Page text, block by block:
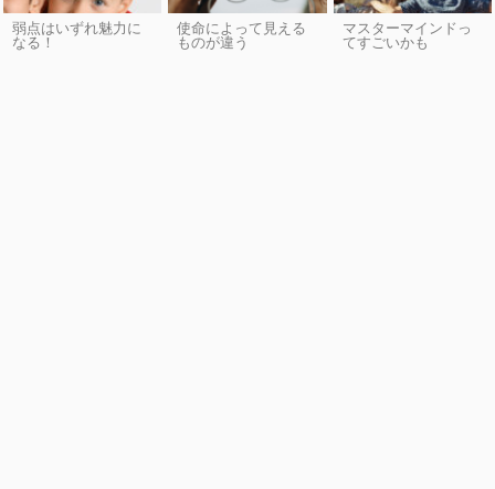
弱点はいずれ魅力に
なる！
使命によって見える
ものが違う
マスターマインドっ
てすごいかも